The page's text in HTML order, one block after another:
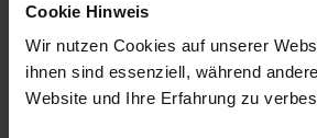
Cookie Hinweis
Wir nutzen Cookies auf unserer
ihnen sind essenziell, während
Website und Ihre Erfahrung zu